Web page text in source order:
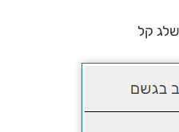
קל